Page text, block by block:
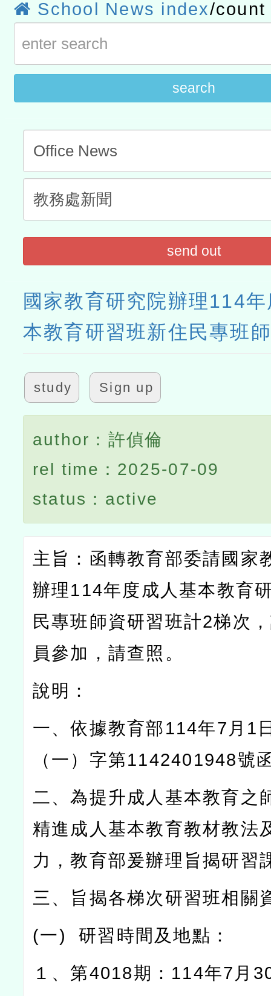
位及節水達人選拔活動」
市孔廟祈福系列活動—儒
航」
2026年桃園地景藝術節教
School News index/count
search
send out
國家教育研究院辦理114
本教育研習班新住民專班
study Sign up
author：許偵倫
rel time：2025-07-09
status：active
主旨：函轉教育部委請國家
辦理114年度成人基本教育
民專班師資研習班計2梯次
員參加，請查照。
說明：
一、依據教育部114年7 月 1
（一）字第1142401948號
二、為提升成人基本教育之
精進成人基本教育教材教法
力，教育部爰辦理旨揭研習
三、旨揭各梯次研習班相關
(一)研習時間及地點：
１、第4018期： 114年7 月